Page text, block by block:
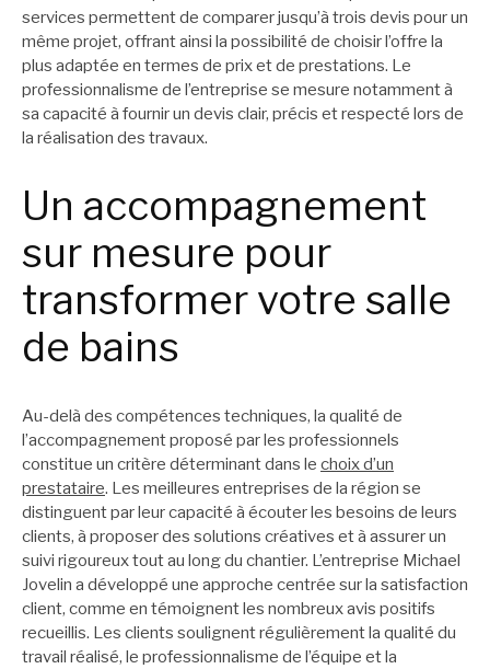
services permettent de comparer jusqu’à trois devis pour un
même projet, offrant ainsi la possibilité de choisir l’offre la
plus adaptée en termes de prix et de prestations. Le
professionnalisme de l’entreprise se mesure notamment à
sa capacité à fournir un devis clair, précis et respecté lors de
la réalisation des travaux.
Un accompagnement
sur mesure pour
transformer votre salle
de bains
Au-delà des compétences techniques, la qualité de
l’accompagnement proposé par les professionnels
constitue un critère déterminant dans le choix d’un
prestataire. Les meilleures entreprises de la région se
distinguent par leur capacité à écouter les besoins de leurs
clients, à proposer des solutions créatives et à assurer un
suivi rigoureux tout au long du chantier. L’entreprise Michael
Jovelin a développé une approche centrée sur la satisfaction
client, comme en témoignent les nombreux avis positifs
recueillis. Les clients soulignent régulièrement la qualité du
travail réalisé, le professionnalisme de l’équipe et la